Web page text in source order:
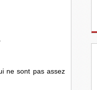
ne sont pas assez